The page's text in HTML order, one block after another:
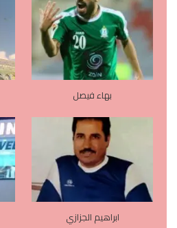
بهاء فيصل
ابراهيم الجزازي